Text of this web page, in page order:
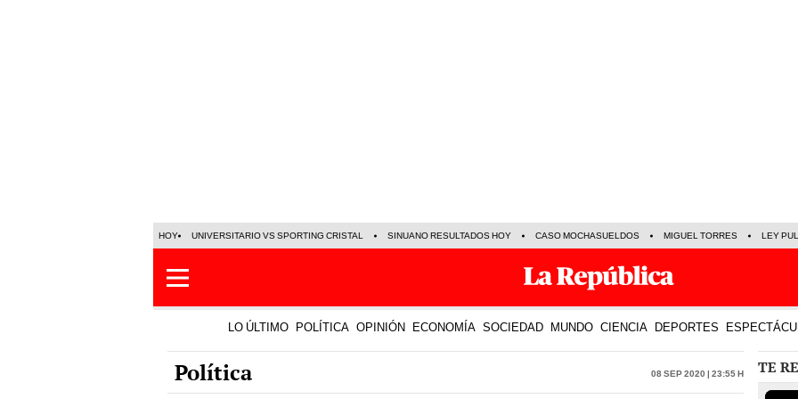
HOY UNIVERSITARIO VS SPORTING CRISTAL SINUANO RESULTADOS HOY CASO MOCHASUELDOS MIGUEL TORRES LEY
LO ÚLTIMO POLÍTICA OPINIÓN ECONOMÍA SOCIEDAD MUNDO CIENCIA DEPORTES
Política 08 Sep 2020 | 23:55 h TE